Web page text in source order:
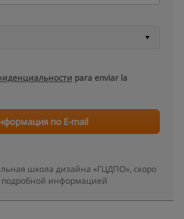
para enviar la
по E-mail
школа дизайна «ГЦДПО», скоро
подробной информацией